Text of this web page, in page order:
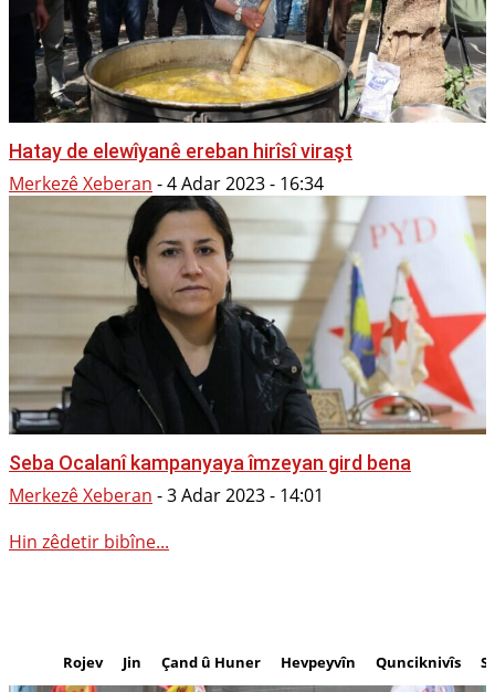
Hatay de elewîyanê ereban hirîsî viraşt
Merkezê Xeberan -4 Adar 2023 - 16:34
Seba Ocalanî kampanyaya îmzeyan gird bena
Merkezê Xeberan -3 Adar 2023 - 14:01
Hin zêdetir bibîne...
Rojev Jin Çand û Huner Hevpeyvîn Qunciknivîs